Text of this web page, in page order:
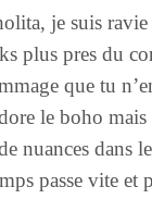
je suis
plus pres du
que tu
le boho
nuances dans
passe vite et